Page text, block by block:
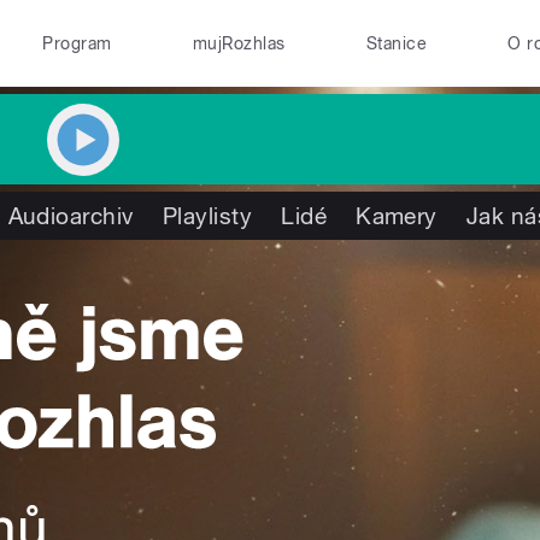
Program mujRozhlas Stanice O
Audioarchiv Playlisty Lidé Kamery Jak